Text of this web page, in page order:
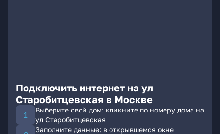
Подключить интернет на ул
Старобитцевская в Москве
Выберите свой дом: кликните по номеру дома на
ул Старобитцевская
Заполните данные: в открывшемся окне